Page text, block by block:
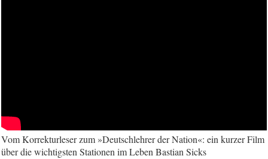
Vom Korrekturleser zum »Deutschlehrer der Nation«: ein kurzer Film
über die wichtigsten Stationen im Leben Bastian Sicks